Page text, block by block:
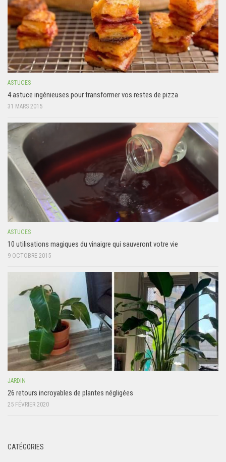
ASTUCES
4 astuce ingénieuses pour transformer vos restes de pizza
31 MARS 2015
ASTUCES
10 utilisations magiques du vinaigre qui sauveront votre vie
9 OCTOBRE 2015
JARDIN
26 retours incroyables de plantes négligées
25 FÉVRIER 2020
CATÉGORIES